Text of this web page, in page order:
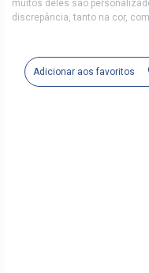
muitos deles são
discrepância, tanto na cor,
Adicionar aos favoritos